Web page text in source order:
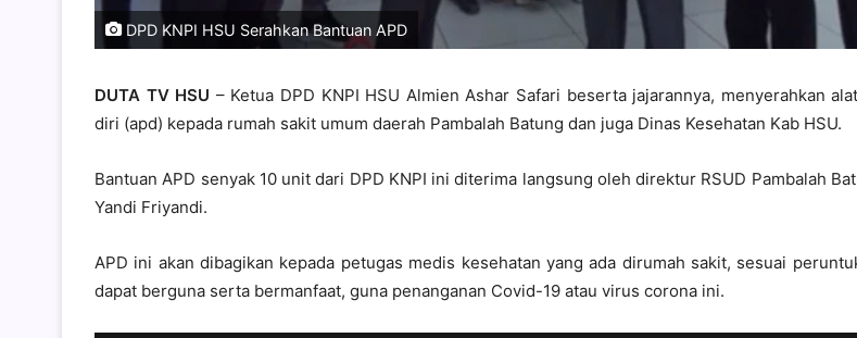
DPD KNPI HSU Serahkan Bantuan APD
DUTA TV HSU – Ketua DPD KNPI HSU Almien Ashar Safari beserta jajarannya, menyerahkan
diri (apd) kepada rumah sakit umum daerah Pambalah Batung dan juga Dinas Kesehatan Kab HSU.
Bantuan APD senyak 10 unit dari DPD KNPI ini diterima langsung oleh direktur RSUD Pambalah
Yandi Friyandi.
APD ini akan dibagikan kepada petugas medis kesehatan yang ada dirumah sakit, sesuai
dapat berguna serta bermanfaat, guna penanganan Covid-19 atau virus corona ini.